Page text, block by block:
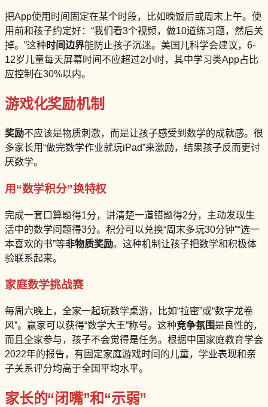
把App使用时间固定在某个时段，比如晚饭后或周末上午。使
用前和孩子约定好：“我们看3个视频，做10道练习题，然后关
掉。”这种 时间边界能防止孩子沉迷。美国儿科学会建议，6-
12岁儿童每天屏幕时间不应超过2小时，其中学习类App占比
应控制在30%以内。
游戏化奖励机制
奖励不应该是物质刺激，而是让孩子感受到数学的成就感。很
多家长用“做完数学作业就玩iPad”来激励，结果孩子反而更讨
厌数学。
用“数学积分”换特权
完成一套口算题得1分，讲清楚一道错题得2分，主动发现生
活中的数学问题得3分。积分可以兑换“周末多玩30分钟”“选一
本喜欢的书”等非物质奖励。这种机制让孩子把数学和积极体
验联系起来。
家庭数学挑战赛
每周六晚上，全家一起玩数学桌游，比如“拉密”或“数字龙卷
风”。赢家可以获得“数学大王”称号。这种竞争氛围是良性的，
而且全家参与，孩子不会觉得是任务。根据中国家庭教育学会
2022年的报告，有固定家庭游戏时间的儿童，学业表现和亲
子关系评分均高于全国平均水平。
家长的“闭嘴”和“示弱”